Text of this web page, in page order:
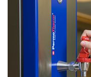
Melitta